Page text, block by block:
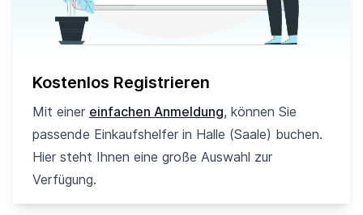
Kostenlos Registrieren
Mit einer einfachen Anmeldung, können Sie
passende Einkaufshelfer in Halle (Saale) buchen.
Hier steht Ihnen eine große Auswahl zur
Verfügung.